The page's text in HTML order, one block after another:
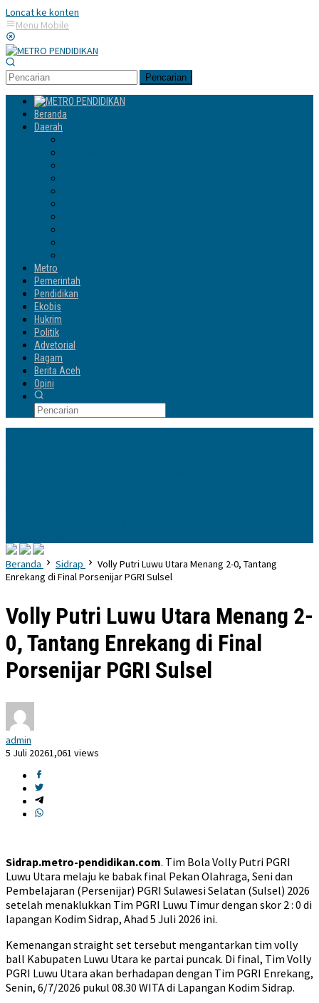
Loncat ke konten
Menu Mobile
Pencarian
Beranda
Daerah
Metro
Pemerintah
Pendidikan
Ekobis
Hukrim
Politik
Advetorial
Ragam
Berita Aceh
Opini
Beranda Sidrap
Volly Putri Luwu Utara Menang 2-0, Tantang
Enrekang di Final Porsenijar PGRI Sulsel
Volly Putri Luwu Utara Menang 2-
0, Tantang Enrekang di Final
Porsenijar PGRI Sulsel
admin
5 Juli 20261,061 views
Sidrap.metro-pendidikan.com. Tim Bola Volly Putri PGRI
Luwu Utara melaju ke babak final Pekan Olahraga, Seni dan
Pembelajaran (Persenijar) PGRI Sulawesi Selatan (Sulsel) 2026
setelah menaklukkan Tim PGRI Luwu Timur dengan skor 2 : 0 di
lapangan Kodim Sidrap, Ahad 5 Juli 2026 ini.
Kemenangan straight set tersebut mengantarkan tim volly
ball Kabupaten Luwu Utara ke partai puncak. Di final, Tim Volly
PGRI Luwu Utara akan berhadapan dengan Tim PGRI Enrekang,
Senin, 6/7/2026 pukul 08.30 WITA di Lapangan Kodim Sidrap.